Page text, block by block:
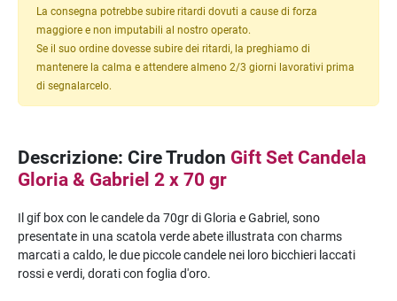
La consegna potrebbe subire ritardi dovuti a cause di forza
maggiore e non imputabili al nostro operato.
Se il suo ordine dovesse subire dei ritardi, la preghiamo di
mantenere la calma e attendere almeno 2/3 giorni lavorativi prima
di segnalarcelo.
Descrizione: Cire Trudon Gift Set Candela
Gloria & Gabriel 2 x 70 gr
Il gif box con le candele da 70gr di Gloria e Gabriel, sono
presentate in una scatola verde abete illustrata con charms
marcati a caldo, le due piccole candele nei loro bicchieri laccati
rossi e verdi, dorati con foglia d'oro.